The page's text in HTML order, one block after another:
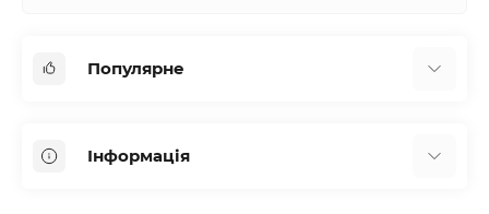
Популярне
ВудилищаІнформація